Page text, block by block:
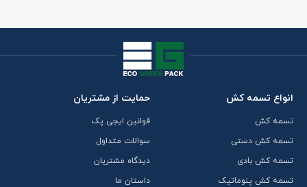
انواع تسمه کش
تسمه کش
تسمه کش دستی
تسمه کش بادی
تسمه کش پنوماتیک
حمایت از مشتریان
قوانین ایجی پک
سوالات متداول
دیدگاه مشتریان
داستان ما